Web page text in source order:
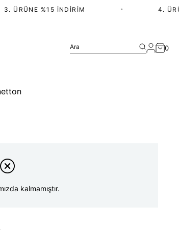
ÜRÜNE %15 İNDIRIM 4.
Ara 0
kalmamıştır.